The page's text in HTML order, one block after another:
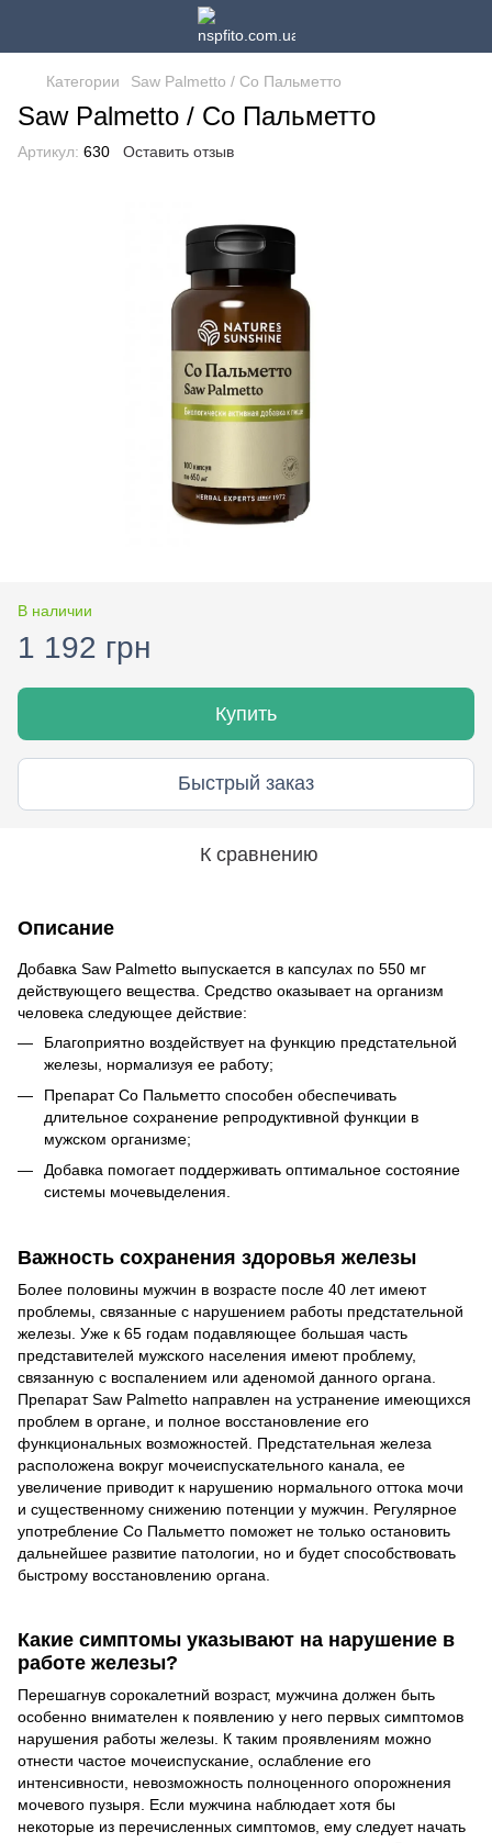
Категории Saw Palmetto / Со Пальметто
Saw Palmetto / Со Пальметто
Артикул: 630 Оставить отзыв
В наличии
1 192 грн
Купить
Быстрый заказ
К сравнению
Описание
Добавка Saw Palmetto выпускается в капсулах по 550 мг
действующего вещества. Средство оказывает на организм
человека следующее действие:
Благоприятно воздействует на функцию предстательной
железы, нормализуя ее работу;
Препарат Со Пальметто способен обеспечивать
длительное сохранение репродуктивной функции в
мужском организме;
Добавка помогает поддерживать оптимальное состояние
системы мочевыделения.
Важность сохранения здоровья железы
Более половины мужчин в возрасте после 40 лет имеют
проблемы, связанные с нарушением работы предстательной
железы. Уже к 65 годам подавляющее большая часть
представителей мужского населения имеют проблему,
связанную с воспалением или аденомой данного органа.
Препарат Saw Palmetto направлен на устранение имеющихся
проблем в органе, и полное восстановление его
функциональных возможностей. Предстательная железа
расположена вокруг мочеиспускательного канала, ее
увеличение приводит к нарушению нормального оттока мочи
и существенному снижению потенции у мужчин. Регулярное
употребление Со Пальметто поможет не только остановить
дальнейшее развитие патологии, но и будет способствовать
быстрому восстановлению органа.
Какие симптомы указывают на нарушение в
работе железы?
Перешагнув сорокалетний возраст, мужчина должен быть
особенно внимателен к появлению у него первых симптомов
нарушения работы железы. К таким проявлениям можно
отнести частое мочеиспускание, ослабление его
интенсивности, невозможность полноценного опорожнения
мочевого пузыря. Если мужчина наблюдает хотя бы
некоторые из перечисленных симптомов, ему следует начать